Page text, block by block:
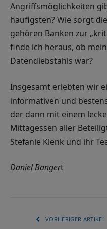
Angriffsmöglichkeiten
häufigsten? Wie sorgt
gehören Banken zur
finde ich heraus, ob
Datendiebstahls war?
Insgesamt erlebten wir
informativen und
der dann mit einem
Mittagessen aller
Stefanie Klenk und ihr
Daniel Bangert
VORHERIGER ARTIKEL